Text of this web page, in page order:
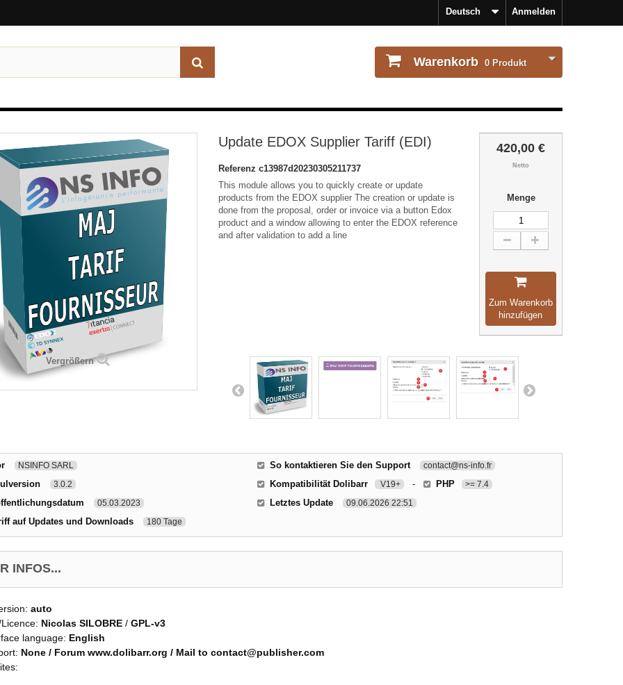
Anmelden
Deutsch
Warenkorb 0 Produkt
Vergrößern
Update EDOX Supplier Tariff (EDI)
Referenz c13987d20230305211737
This module allows you to quickly create or update
products from the EDOX supplier The creation or update is
done from the proposal, order or invoice via a button Edox
product and a window allowing to enter the EDOX reference
and after validation to add a line
420,00 €
Netto
Menge
Zum Warenkorb
hinzufügen
NSINFO SARL
3.0.2
05.03.2023
auf Updates und Downloads 180 Tage
So kontaktieren Sie den Support contact@ns-info.fr
Kompatibilität Dolibarr V19+ - PHP >= 7.4
Letztes Update 09.06.2026 22:51
INFOS...
auto
Nicolas SILOBRE / GPL-v3
language: English
None / Forum www.dolibarr.org / Mail to contact@publisher.com